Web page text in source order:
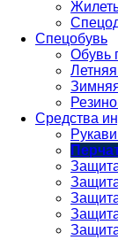
Спецобувь
Обувь
Средства